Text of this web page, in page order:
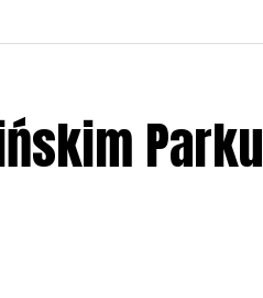
Parku